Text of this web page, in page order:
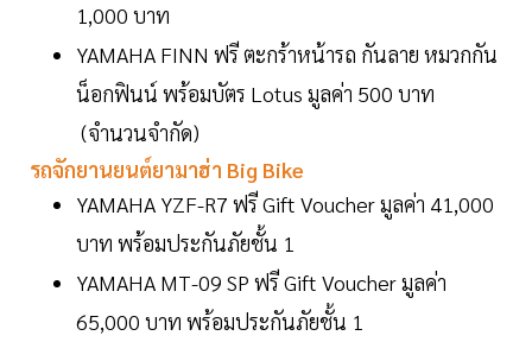
1,000 บาท
YAMAHA FINN ฟรี ตะกร้าหน้ารถ กันลาย หมวกกัน
น็อกฟินน์ พร้อมบัตร Lotus มูลค่า 500 บาท
(จำนวนจำกัด)
รถจักยานยนต์ยามาฮ่า Big Bike
YAMAHA YZF-R7 ฟรี Gift Voucher มูลค่า 41,000
บาท พร้อมประกันภัยชั้น 1
YAMAHA MT-09 SP ฟรี Gift Voucher มูลค่า
65,000 บาท พร้อมประกันภัยชั้น 1